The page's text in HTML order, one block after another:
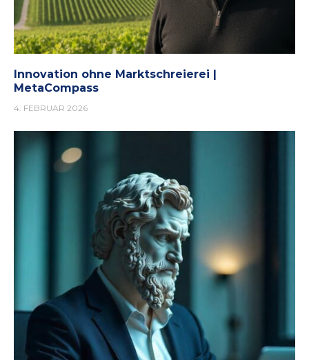
Innovation ohne Marktschreierei |
MetaCompass
4. FEBRUAR 2026